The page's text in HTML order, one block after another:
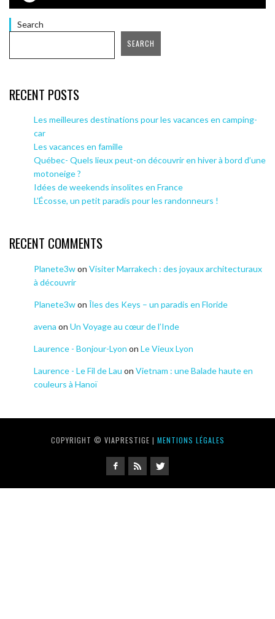
Search
SEARCH
RECENT POSTS
Les meilleures destinations pour les vacances en camping-
car
Les vacances en famille
Québec- Quels lieux peut-on découvrir en hiver à bord d’une
motoneige ?
Idées de weekends insolites en France
L’Écosse, un petit paradis pour les randonneurs !
RECENT COMMENTS
Planete3won Visiter Marrakech : des joyaux architecturaux
à découvrir
Planete3won Îles des Keys – un paradis en Floride
avena on Un Voyage au cœur de l’Inde
Laurence - Bonjour-Lyon on Le Vieux Lyon
Laurence - Le Fil de Lau on Vietnam : une Balade haute en
couleurs à Hanoï
COPYRIGHT © VIAPRESTIGE | MENTIONS LÉGALES